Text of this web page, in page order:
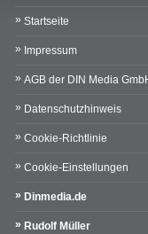
Startseite
Impressum
AGB der DIN Media
Datenschutzhinweis
Cookie-Richtlinie
Cookie-Einstellungen
Dinmedia.de
Rudolf Müller